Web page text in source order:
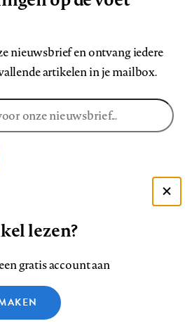
nieuwsbrief en ontvang iedere
artikelen in je mailbox.
ons
Instagram
ons
YouTube
ons
Privacy
Medische vragen verdienen
antwoorden
lezen?
gratis account aan